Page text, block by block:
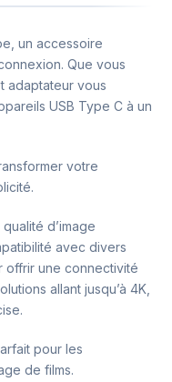
un accessoire
Que vous
adaptateur vous
USB Type C à un
votre
d’image
avec divers
offrir une connectivité
allant jusqu’à 4K,
pour les
de films.